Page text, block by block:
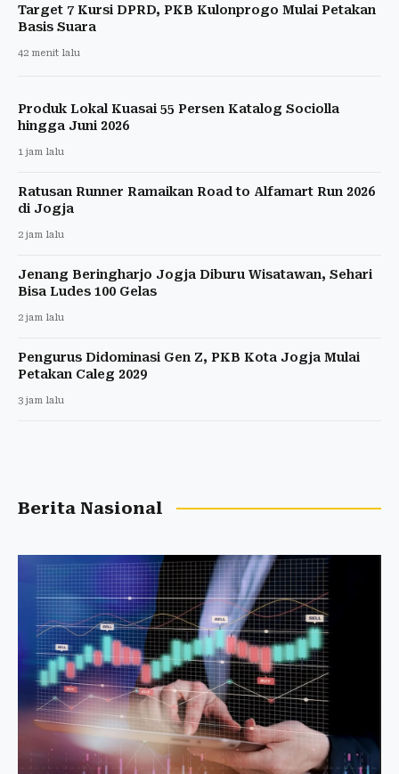
Target 7 Kursi DPRD, PKB Kulonprogo Mulai Petakan
Basis Suara
42 menit lalu
Produk Lokal Kuasai 55 Persen Katalog Sociolla
hingga Juni 2026
1 jam lalu
Ratusan Runner Ramaikan Road to Alfamart Run 2026
di Jogja
2 jam lalu
Jenang Beringharjo Jogja Diburu Wisatawan, Sehari
Bisa Ludes 100 Gelas
2 jam lalu
Pengurus Didominasi Gen Z, PKB Kota Jogja Mulai
Petakan Caleg 2029
3 jam lalu
Berita Nasional